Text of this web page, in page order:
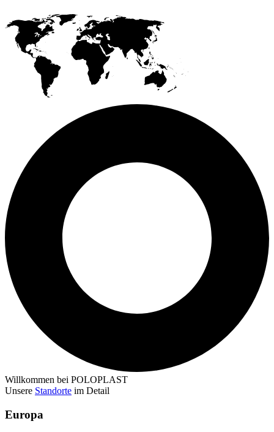
Willkommen bei POLOPLAST
Unsere Standorte im Detail
Europa